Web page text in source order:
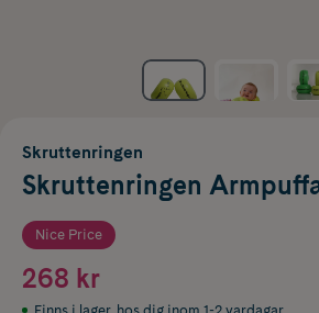
Skruttenringen
Skruttenringen
Nice Price
268 kr